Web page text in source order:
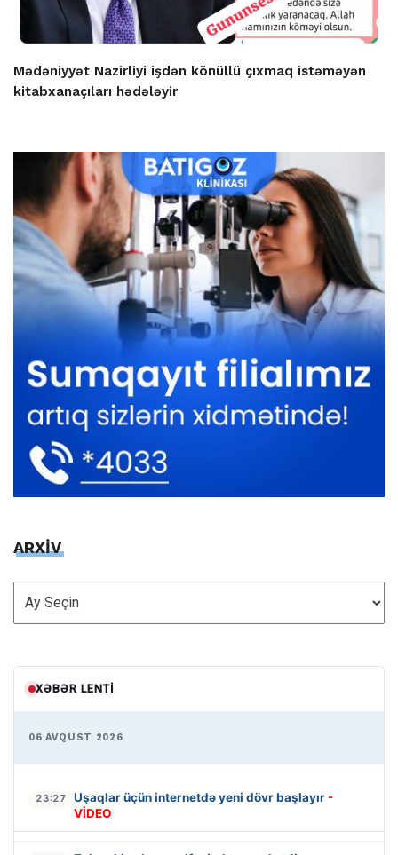
Mədəniyyət Nazirliyi işdən könüllü çıxmaq istəməyən
kitabxanaçıları hədələyir
ARXİV
ARXİV
XƏBƏR LENTI
06 AVQUST 2026
23:27 Uşaqlar üçün internetdə yeni dövr başlayır -
VİDEO